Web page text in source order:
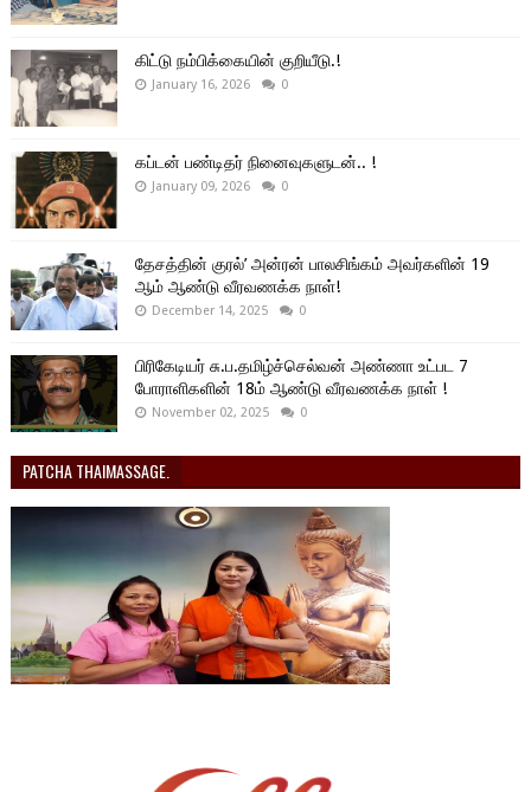
கிட்டு நம்பிக்கையின் குறியீடு.!
January 16, 2026 0
கப்டன் பண்டிதர் நினைவுகளுடன்.. !
January 09, 2026 0
தேசத்தின் குரல்’ அன்ரன் பாலசிங்கம் அவர்களின் 19
ஆம் ஆண்டு வீரவணக்க நாள்!
December 14, 2025 0
பிரிகேடியர் சு.ப.தமிழ்ச்செல்வன் அண்ணா உட்பட 7
போராளிகளின் 18ம் ஆண்டு வீரவணக்க நாள் !
November 02, 2025 0
PATCHA THAIMASSAGE.